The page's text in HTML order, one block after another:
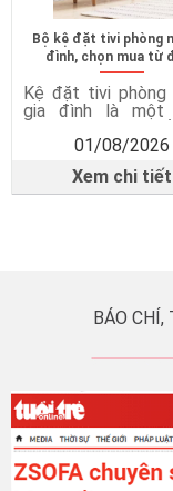
Bộ kệ đặt tivi phòng
đình, chọn mua từ
Kệ đặt tivi phòng
gia đình là một
trọng giúp phòng
trở nên gọn
nghi và thẩm mỹ
Không chỉ đơn
01/08/2026
Xem chi tiết
BÁO CHÍ,